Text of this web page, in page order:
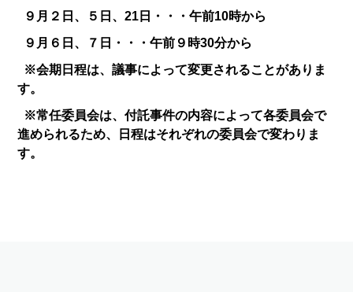
９月２日、５日、21日・・・午前10時から
９月６日、７日・・・午前９時30分から
※会期日程は、議事によって変更されることがありま
す。
※常任委員会は、付託事件の内容によって各委員会で
進められるため、日程はそれぞれの委員会で変わりま
す。